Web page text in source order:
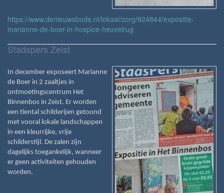
https://www.denieuwsbode.nl/lokaal/zorg/924844/expositie-
marianne-de-boer-in-hospice-heuvelrug
Stadspers Zeist
In december exposeert Marianne
de Boer in 2 zaaltjes in
ontmoetingscentrum Het
Binnenbos in Zeist. Er worden
een tiental schilderijen getoond
met vooral lokale landschappen
in een kleurrijke, vrije
schilderstijl. De zalen zijn
dagelijks toegankelijk, wanneer
er geen activiteiten gehouden
worden.